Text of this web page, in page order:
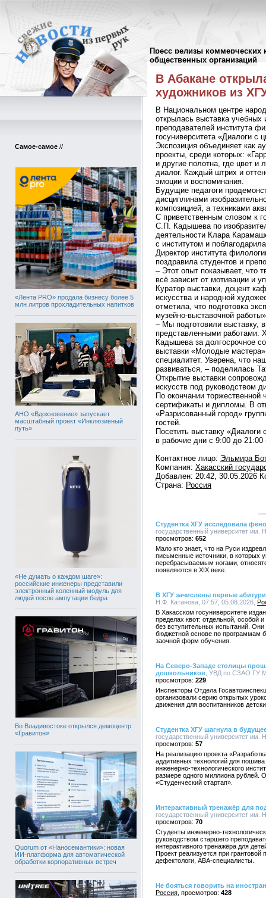
Пресс релизы коммерческих
общественных организаций
Самое-самое //
«Лента PRO» продала бизнесу более 5
млн литров прохладительных напитков
АНО «Вдохновение» запускает
масштабный проект «Инклюзивный
путь»
«Не думать о каждом шаге»:
российские инженеры представили
электронный коленный модуль для
людей после ампутации бедра
Во Владивостоке открылся демоцентр
«Гравитон»
Quorum от «Наносемантики»: новая
ИИ-платформа для автоматической
обработки корпоративных встреч
Пресс-релизы//
В Абакане
художников из
В Национальном центре
открылась выставка учебных
преподавателей института
госуниверситета «Диалоги с
Экспозиция объединяет как
проекты, среди которых:
и другие полотна, где цвет и
диалог. Каждый штрих и
эмоции и воспоминания.
Будущие педагоги
дисциплинами
композицией, а техниками
С приветственным словом к
С.П. Кадышева по
деятельности Клара
с институтом и
Директор института
поздравила студентов и
– Этот опыт показывает, что
всё зависит от мотивации и
Куратор выставки, доцент
искусства и народной
отметила, что подготовка
музейно-выставочной
– Мы подготовили выставку,
представленными работами.
Кадышева за долгосрочное
выставки «Молодые
специалитет. Уверена, что
развиваться, – поделилась
Открытие выставки
искусств под руководством
По окончании
сертификаты и дипломы. В
«Разрисованный город»
гостей.
Посетить выставку
в рабочие дни с 9:00 до
Контактное лицо: Эльмира
Компания: Хакасский
Добавлен: 20:42, 30.05.2026
Страна: Россия
Студентка ХГУ исследовала
государственный университет им.
652
Мало кто знает, что на Руси
письменные источники, в которых
перебрасываемым ногами,
появляются в XIX веке.
В ХГУ зачислены первые
Н.Ф. Катанова, 07:57, 05.08.2026,
В Хакасском госуниверситете
пределах квот: отдельной, особой
без вступительных испытаний.
бюджетной основе по программам
заочной форм обучения.
На Северо-Западе столицы
дошкольников , УВД по СЗАО ГУ
229
Инспекторы Отдела
организовали серию открытых
движения для воспитанников
Студентка ХГУ шагнула в
государственный университет им.
57
На реализацию проекта
аддитивных технологий для
инженерно-технологического
размере одного миллиона рублей.
«Студенческий стартап».
Интерактивный тренажёр для
государственный университет им.
70
Студенты инженерно-
руководством старшего
интерактивного тренажёра для
Проект реализуется при грантовой
дефектологи, АВА-специалисты.
Не бояться говорить на
Россия
428